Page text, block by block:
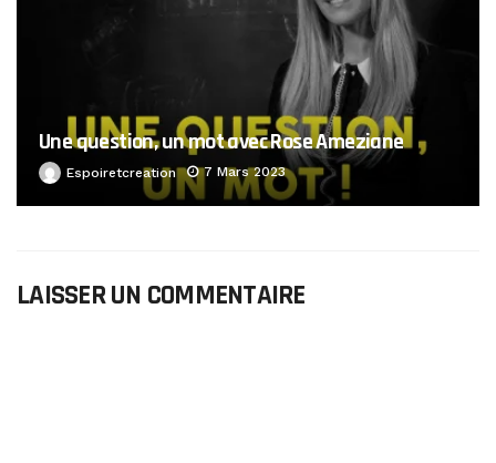
Une question, un mot avec Rose Ameziane
Espoiretcreation 7 Mars 2023
LAISSER UN COMMENTAIRE